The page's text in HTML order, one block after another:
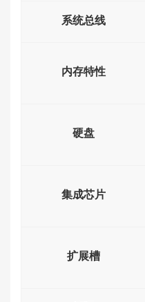
系统总线
内存特性
硬盘
集成芯片
扩展槽